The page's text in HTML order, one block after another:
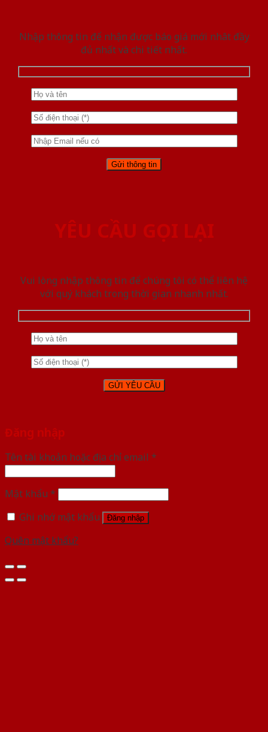
Nhập thông tin để nhận được báo giá mới nhât đầy
đủ nhất và chi tiết nhất.
YÊU CẦU GỌI LẠI
Vui lòng nhập thông tin để chúng tôi có thể liên hệ
với quý khách trong thời gian nhanh nhất.
Đăng nhập
Tên tài khoản hoặc địa chỉ email *
Mật khẩu *
Ghi nhớ mật khẩu
Đăng nhập
Quên mật khẩu?